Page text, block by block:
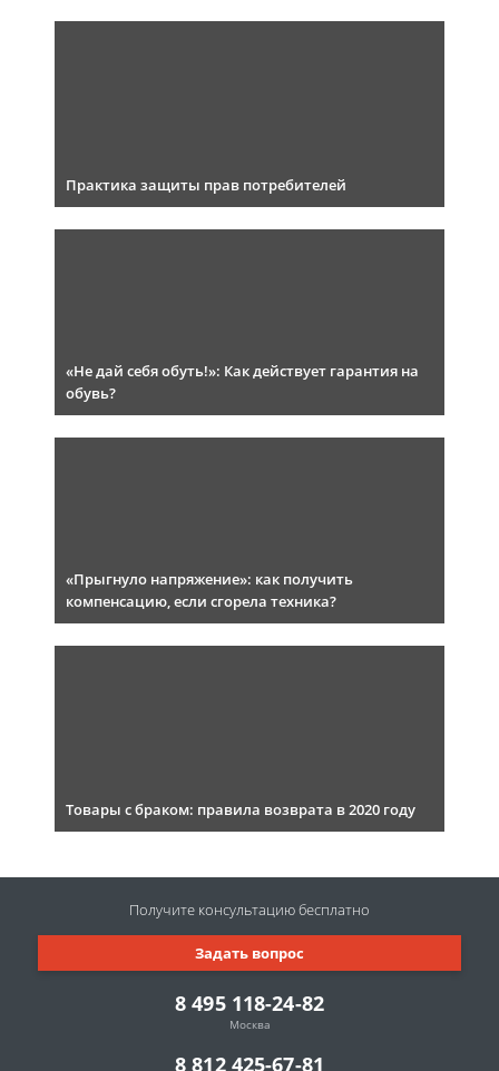
Практика защиты прав потребителей
«Не дай себя обуть!»: Как действует гарантия на
обувь?
«Прыгнуло напряжение»: как получить
компенсацию, если сгорела техника?
Товары с браком: правила возврата в 2020 году
8 495 118-24-82
Москва
8 812 425-67-81
Задать вопрос
Получите консультациюбесплатно